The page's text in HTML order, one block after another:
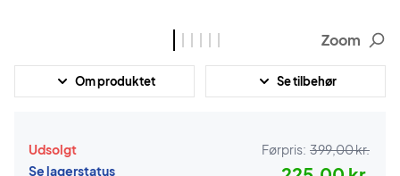
Zoom
Om produktet Se tilbehør
Udsolgt
Se lagerstatus
Førpris: 399,00 kr.